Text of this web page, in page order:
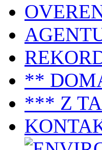
**
*** Z